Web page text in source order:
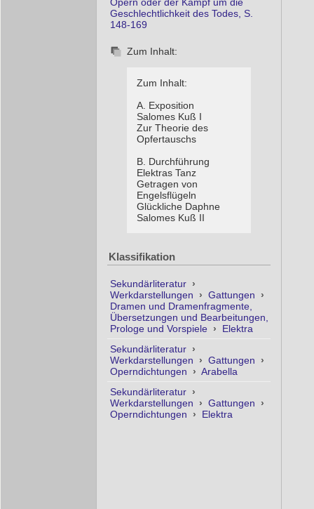
Geschlechtlichkeit des Todes, S.
148-169
Zum Inhalt:
Zum Inhalt:
A. Exposition
Salomes Kuß I
Zur Theorie des
Opfertauschs
B. Durchführung
Elektras Tanz
Getragen von
Engelsflügeln
Glückliche Daphne
Salomes Kuß II
Klassifikation
Sekundärliteratur ›
Werkdarstellungen
› Gattungen
›
Dramen und Dramenfragmente,
Übersetzungen und Bearbeitungen,
Prologe und Vorspiele ›
Elektra
Sekundärliteratur ›
Werkdarstellungen
› Gattungen
›
Operndichtungen
› Arabella
Sekundärliteratur ›
Werkdarstellungen
› Gattungen
›
Operndichtungen
› Elektra